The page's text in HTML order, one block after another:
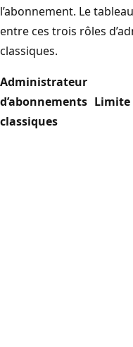
l’abonnement. Le
entre ces trois rôles
classiques.
Administrateur
d’abonnements
classiques
Limite